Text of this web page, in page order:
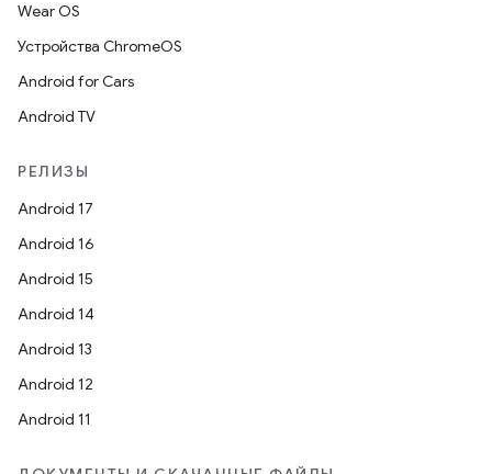
Wear OS
Устройства ChromeOS
Android for Cars
Android TV
РЕЛИЗЫ
Android 17
Android 16
Android 15
Android 14
Android 13
Android 12
Android 11